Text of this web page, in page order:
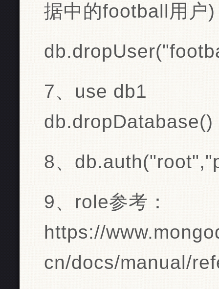
据中的football用户)
7、use db1
db.dropDatabase()
8、
9、role参考：
https://
cn/docs/manual/